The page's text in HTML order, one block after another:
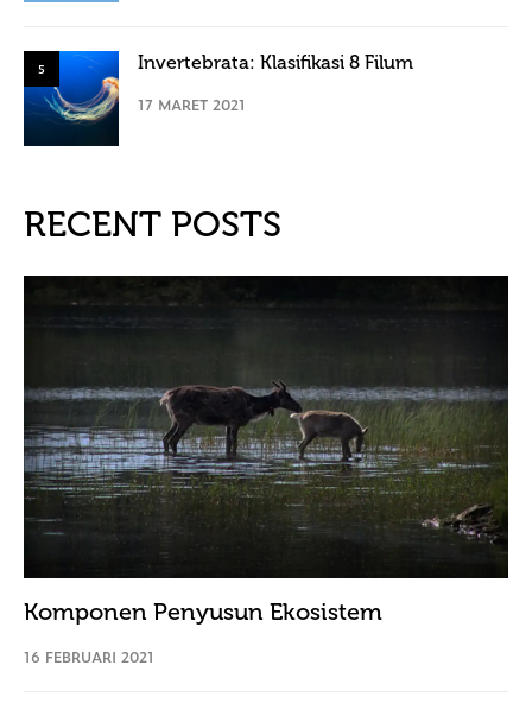
5 Invertebrata: Klasifikasi 8 Filum
17 MARET 2021
RECENT POSTS
Komponen Penyusun Ekosistem
16 FEBRUARI 2021